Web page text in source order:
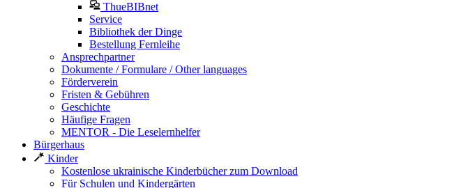
ThueBIBnet
Service
Bibliothek der Dinge
Bestellung Fernleihe
Ansprechpartner
Dokumente / Formulare / Other languages
Förderverein
Fristen & Gebühren
Geschichte
Häufige Fragen
MENTOR - Die Leselernhelfer
Bürgerhaus
Kinder
Kostenlose ukrainische Kinderbücher zum Download
Für Schulen und Kindergärten